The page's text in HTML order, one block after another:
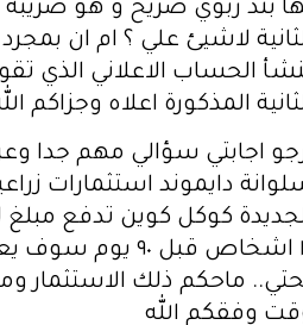
لاشيئ علي ؟ ام ان
الحساب الاعلاني الذي
المذكورة اعلاه وجزاكم
اجابتي سؤالي مهم جدا
دايموند استثمارات
ماحكم ذلك الاستثمار
وفقكم الله